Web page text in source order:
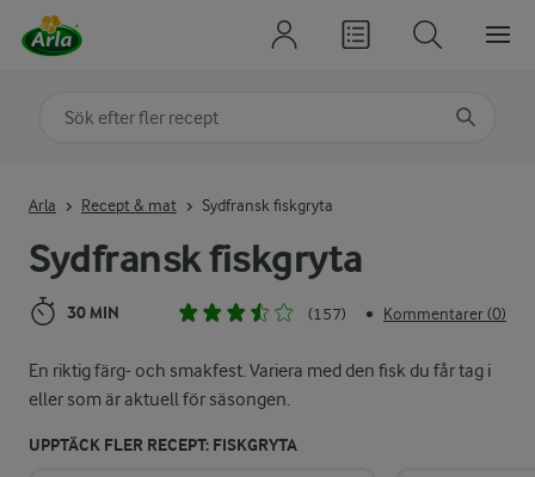
Sydfransk fiskgryta
30 MIN (157) • Kommentarer (0)
En riktig färg- och smakfest. Variera med den fisk du får tag i
eller som är aktuell för säsongen.
UPPTÄCK FLER RECEPT: FISKGRYTA
Arla Recept & mat Sydfransk fiskgryta
Sök på kategori eller ingrediens